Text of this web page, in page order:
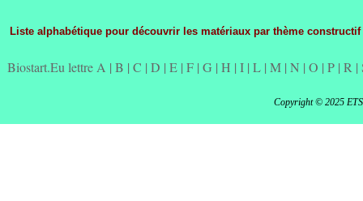
Liste alphabétique pour découvrir les matériaux par thème constructif
Biostart.Eu lettre A | B | C | D | E | F | G | H | I | L | M | N | O | P | R |
Copyright © 2025